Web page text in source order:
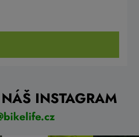
NÁŠ INSTAGRAM